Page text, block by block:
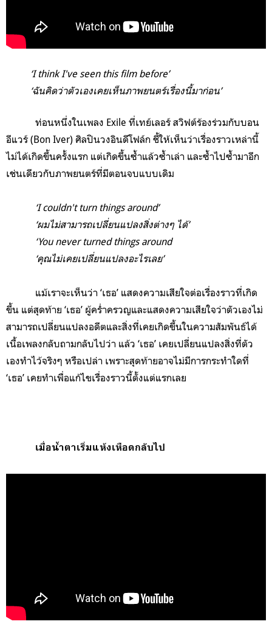
‘I think I've seen this film before’
‘ฉันคิดว่าตัวเองเคยเห็นภาพยนตร์เรื่องนี้มาก่อน’
ท่อนหนึ่งในเพลง Exile ที่เทย์เลอร์ สวิฟต์ร้องร่วมกับบอน
อีแวร์ (Bon Iver) ศิลปินวงอินดีโฟล์ก ชี้ให้เห็นว่าเรื่องราวเหล่านี้
ไม่ได้เกิดขึ้นครั้งแรก แต่เกิดขึ้นซ้ำแล้วซ้ำเล่า และซ้ำไปซ้ำมาอีก
เช่นเดียวกับภาพยนตร์ที่มีตอนจบแบบเดิม
‘I couldn't turn things around’
‘ผมไม่สามารถเปลี่ยนแปลงสิ่งต่างๆ ได้’
‘You never turned things around
‘คุณไม่เคยเปลี่ยนแปลงอะไรเลย’
แม้เราจะเห็นว่า ‘เธอ’ แสดงความเสียใจต่อเรื่องราวที่เกิด
ขึ้น แต่สุดท้าย ‘เธอ’ ผู้คร่ำครวญและแสดงความเสียใจว่าตัวเองไม่
สามารถเปลี่ยนแปลงอดีตและสิ่งที่เคยเกิดขึ้นในความสัมพันธ์ได้
เนื้อเพลงกลับถามกลับไปว่า แล้ว ‘เธอ’ เคยเปลี่ยนแปลงสิ่งที่ตัว
เองทำไว้จริงๆ หรือเปล่า เพราะสุดท้ายอาจไม่มีการกระทำใดที่
‘เธอ’ เคยทำเพื่อแก้ไขเรื่องราวนี้ตั้งแต่แรกเลย
เมื่อน้ำตาเริ่มแห้งเหือดกลับไป